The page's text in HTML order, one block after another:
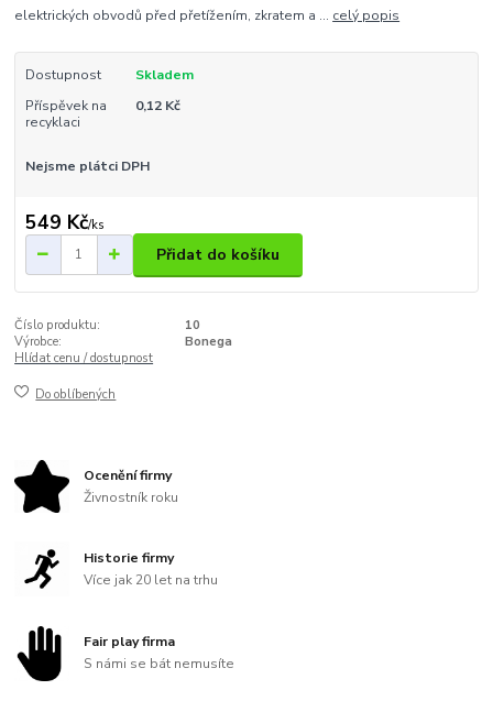
elektrických obvodů před přetížením, zkratem a ... celý popis
Dostupnost
Skladem
Příspěvek na
recyklaci
0,12 Kč
Nejsme plátci DPH
549 Kč/ks
Přidat do košíku
Číslo produktu:
10
Výrobce:
Bonega
Hlídat cenu / dostupnost
Do oblíbených
Ocenění firmy
Živnostník roku
Historie firmy
Více jak 20 let na trhu
Fair play firma
S námi se bát nemusíte